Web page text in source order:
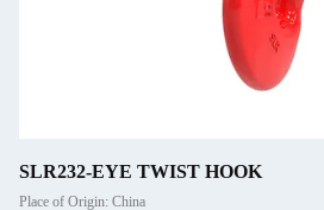
SLR232-EYE TWIST HOOK
Place of Origin: China